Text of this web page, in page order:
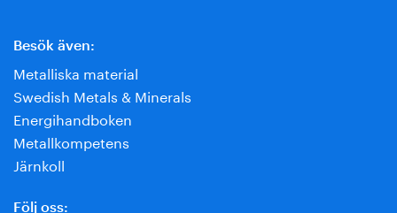
Besök även:
Metalliska material
Swedish Metals & Minerals
Energihandboken
Metallkompetens
Järnkoll
Följ oss: